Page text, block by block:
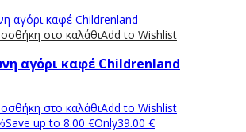
στο καλάθιAdd to Wishlist
αγόρι καφέ Childrenland
στο καλάθιAdd to Wishlist
Save up to 8.00 €Only39.00 €